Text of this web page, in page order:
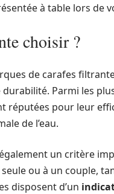
à table lors de
choisir ?
de carafes
Parmi les
réputées pour leur
de l’eau.
un critère
ou à un couple,
disposent d’un